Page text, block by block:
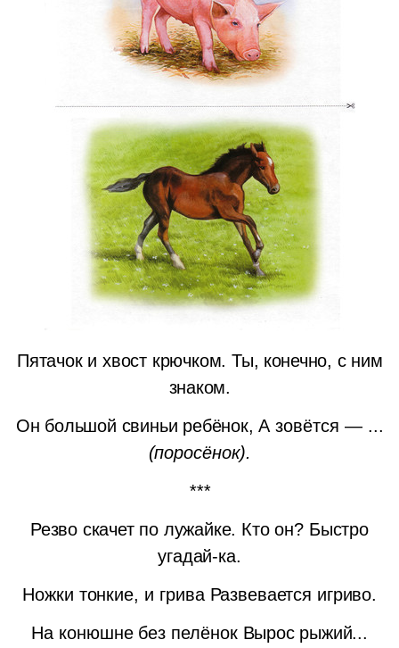
Пятачок и хвост крючком.Ты, конечно, с ним
знаком.
Он большой свиньи ребёнок,А зовётся — ...
(поросёнок).
***
Резво скачет по лужайке. Кто он? Быстро
угадай-ка.
Ножки тонкие, и грива Развевается игриво.
На конюшне без пелёнок Вырос рыжий...